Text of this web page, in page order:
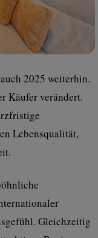
2025 weiterhin.
Käufer verändert.
Lebensqualität,
Gleichzeitig